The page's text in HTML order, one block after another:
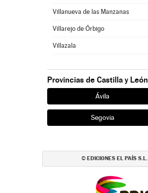
Villanueva de las Manzanas
Villarejo de Órbigo
Villazala
Provincias de Castilla y León
Ávila
Segovia
© EDICIONES EL PAÍS S.L.